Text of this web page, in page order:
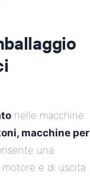
nelle macchine
macchine per
una
e di uscita.